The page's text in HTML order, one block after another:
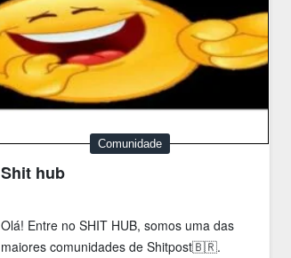
Comunidade
Shit hub
Olá! Entre no SHIT HUB, somos uma das
maiores comunidades de Shitpost🇧🇷.